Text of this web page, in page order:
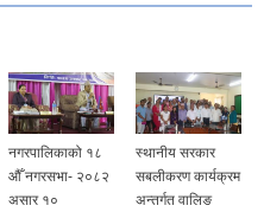
नगरपालिकाको १८
औँ नगरसभा- २०८२
असार १०
स्थानीय सरकार
सबलीकरण कार्यक्रम
अन्तर्गत वालिङ